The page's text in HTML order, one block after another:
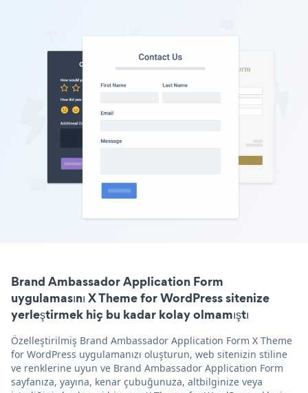
Brand Ambassador Application Form
uygulamasını X Theme for WordPress sitenize
yerleştirmek hiç bu kadar kolay olmamıştı
Özelleştirilmiş Brand Ambassador Application Form X Theme
for WordPress uygulamanızı oluşturun, web sitenizin stiline
ve renklerine uyun ve Brand Ambassador Application Form
sayfanıza, yayına, kenar çubuğunuza, altbilginize veya